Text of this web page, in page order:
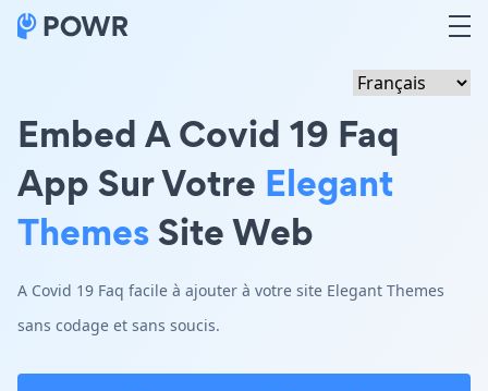
Embed A Covid 19 Faq
App Sur Votre Elegant
ThemesSite Web
A Covid 19 Faq facile à ajouter à votre site Elegant Themes
sans codage et sans soucis.